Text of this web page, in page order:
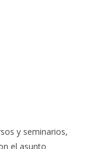
y seminarios,
el asunto